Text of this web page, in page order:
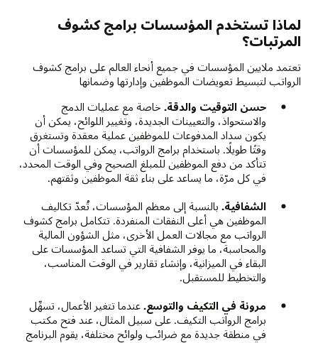
لماذا تستخدم المؤسسات برامج كشوف
المرتبات؟
تعتمد ملايين المؤسسات في جميع أنحاء العالم على برامج كشوف
الرواتب لتبسيط تعويضات الموظفين وإدارتها وضمانها
حسن التوقيت والدقة. خاصة مع عمليات الدمج
والاستحواذ، والتعيينات الجديدة، وتغيير اللوائح، يمكن أن
يكون سداد المدفوعات للموظفين عملية معقدة وتستغرق
وقتًا طويلًا. باستخدام برامج الرواتب، يمكن للمؤسسات أن
تتأكد من دفع الموظفين للمبلغ الصحيح وفي الوقت المحدد،
في كل مرّة، ما يساعد على بناء ثقة الموظفين وثقتهم.
الشفافية. بالنسبة إلى معظم المؤسسات، تُعدّ تكاليف
الموظفين هي أعلى النفقات المنفردة. تتكامل برامج كشوف
الرواتب مع مجالات العمل الأخرى، مثل الشؤون المالية
والمحاسبة، ما يوفر الشفافية التي تساعد المؤسسات على
البقاء في الميزانية، وإنشاء تقارير في الوقت المناسب،
والتخطيط للمستقبل.
مرونة في التكيف والتوسع. عندما تتغير الأعمال، تسهِّل
برامج الرواتب التكيف. على سبيل المثال، عند فتح مكتب
في منطقة جديدة مع ضرائب ولوائح مختلفة، يقوم البرنامج